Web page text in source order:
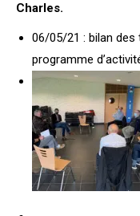
Charles.
06/05/21 : bilan
programme